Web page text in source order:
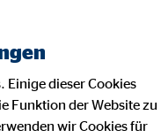
Einige dieser Cookies
Funktion der Website zu
wir Cookies für